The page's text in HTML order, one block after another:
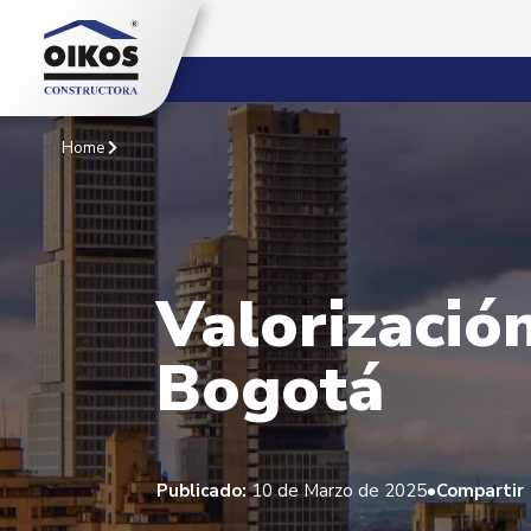
Home
Bogotá
Publicado:10 de Marzo de 2025•Compartir